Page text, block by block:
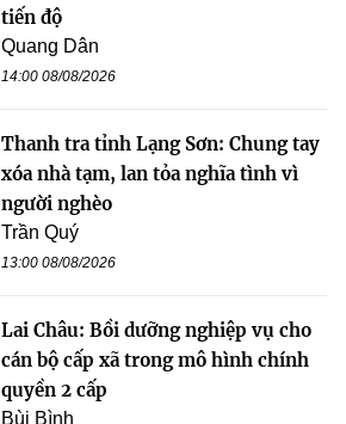
tiến độ
Quang Dân
14:00 08/08/2026
Thanh tra tỉnh Lạng Sơn: Chung tay
xóa nhà tạm, lan tỏa nghĩa tình vì
người nghèo
Trần Quý
13:00 08/08/2026
Lai Châu: Bồi dưỡng nghiệp vụ cho
cán bộ cấp xã trong mô hình chính
quyền 2 cấp
Bùi Bình